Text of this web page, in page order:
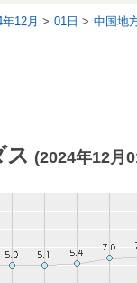
12月 01日 中国地
ス (2024年12月